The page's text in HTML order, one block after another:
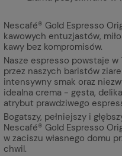
Nescafé® Gold Espresso
kawowych entuzjastów,
kawy bez kompromisów.
Nasze espresso powstaje
przez naszych baristów
intensywny smak oraz
idealna crema - gęsta,
atrybut prawdziwego
Bogatszy, pełniejszy i
Nescafé® Gold Espresso
w zaciszu własnego domu
chwil.